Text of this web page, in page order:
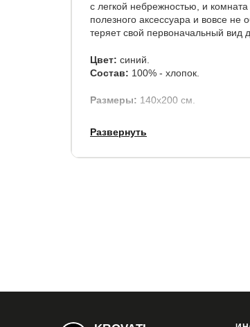
с легкой небрежностью, и
полезного аксессуара и вовсе не
теряет свой первоначальный вид
Цвет: синий.
Состав: 100% - хлопок.
Размеры: 140х200 см.
Развернуть